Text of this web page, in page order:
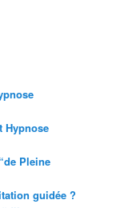
Hypnose
Pleine
guidée ?